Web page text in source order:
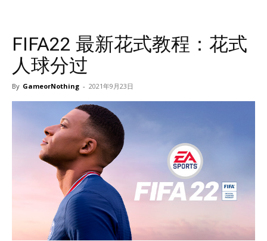
FIFA22 最新花式教程：花式
人球分过
By GameorNothing - 2021年9月23日